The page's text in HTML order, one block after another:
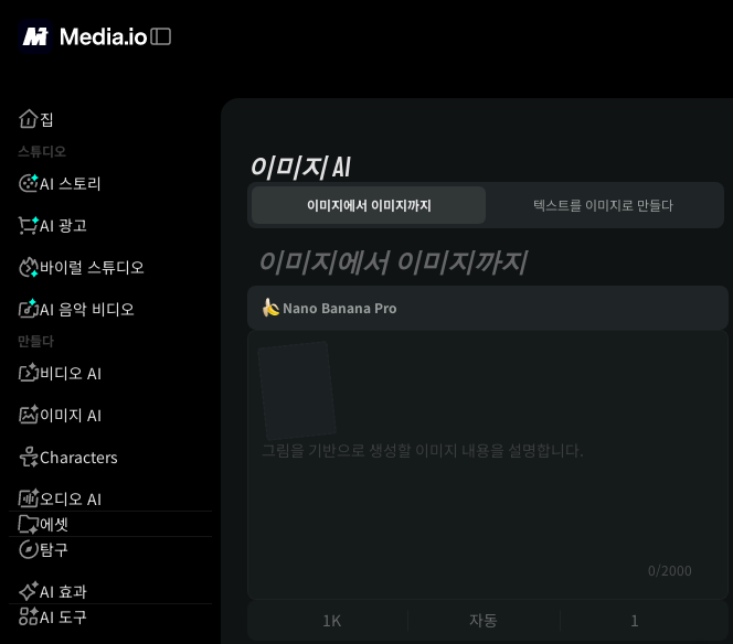
집
스튜디오
AI 스토리
AI 광고
바이럴 스튜디오
AI 음악 비디오
만들다
비디오 AI
이미지 AI
Characters
오디오 AI
에셋
탐구
AI 효과
AI 도구
이미지 AI
이미지에서 이미지까지 텍스트를 이미지로 만들다
이미지에서 이미지까지
Nano Banana Pro
0/2000
1K 자동
1